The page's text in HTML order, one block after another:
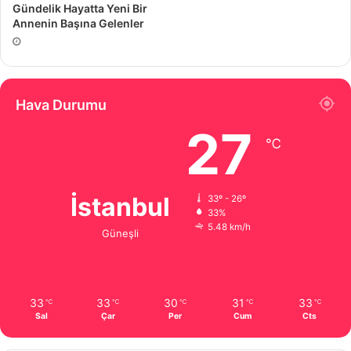
Gündelik Hayatta Yeni Bir
Annenin Başına Gelenler
Hava Durumu
İstanbul
Güneşli
27 ℃
33º - 26º
33%
5.48 km/h
33 ℃
Sal
33 ℃
Çar
30 ℃
Per
31 ℃
Cum
33 ℃
Cts